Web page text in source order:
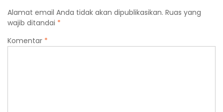
Alamat email Anda tidak akan dipublikasikan. Ruas yang
wajib ditandai *
Komentar *